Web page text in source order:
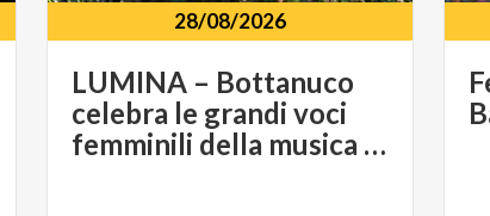
28/08/2026
LUMINA – Bottanuco
celebra le grandi voci
femminili della musica italiana